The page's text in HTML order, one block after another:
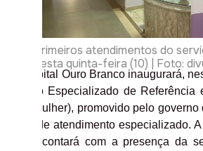
Primeiros atendimentos do
nesta quinta-feira (10) | Foto:
O Hospital Ouro Branco inaugurará,
Serviço Especializado de
(SERMulher), promovido pelo
oferta de atendimento especializado.
15h e contará com a presença da